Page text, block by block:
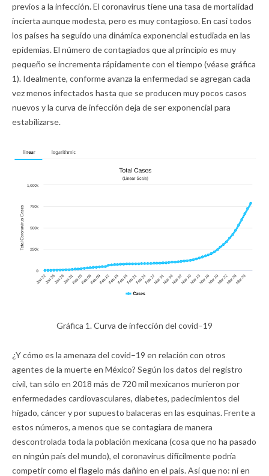
previos a la infección. El coronavirus tiene una tasa de mortalidad
incierta aunque modesta, pero es muy contagioso. En casi todos
los países ha seguido una dinámica exponencial estudiada en las
epidemias. El número de contagiados que al principio es muy
pequeño se incrementa rápidamente con el tiempo (véase gráfica
1). Idealmente, conforme avanza la enfermedad se agregan cada
vez menos infectados hasta que se producen muy pocos casos
nuevos y la curva de infección deja de ser exponencial para
estabilizarse.
Gráfica 1. Curva de infección del covid–19
¿Y cómo es la amenaza del covid–19 en relación con otros
agentes de la muerte en México? Según los datos del registro
civil, tan sólo en 2018 más de 720 mil mexicanos murieron por
enfermedades cardiovasculares, diabetes, padecimientos del
hígado, cáncer y por supuesto balaceras en las esquinas. Frente a
estos números, a menos que se contagiara de manera
descontrolada toda la población mexicana (cosa que no ha pasado
en ningún país del mundo), el coronavirus difícilmente podría
competir como el flagelo más dañino en el país. Así que no: ni en